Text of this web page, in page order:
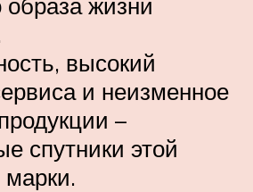
высокий
и неизменное
–
спутники этой